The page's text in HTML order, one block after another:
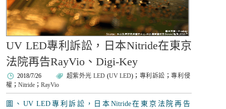
UV LED專利訴訟，日本Nitride在東京
法院再告RayVio、Digi-Key
2018/7/26 超紫外光 LED (UV LED)； 專利訴訟 ； 專利侵
權 ；Nitride ；RayVio
圖、UV LED專利訴訟，日本Nitride在東京法院再告